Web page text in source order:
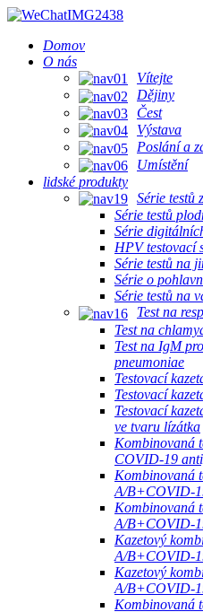
Domov
O nás
Vítejte
Dějiny
Čest
Výstava
Poslání a
Umístění
lidské produkty
Série testů
Série testů
Série
HPV testovací
Série testů na
Série o
Série testů na
Test na
Test na
Test na IgM
pneumoniae
Testovací
Testovací
Testovací
ve tvaru lízátka
Kombinovaná
COVID-19
Kombinovaná
A/B+COVID-
Kombinovaná
A/B+COVID-
Kazetový
A/B+COVID-
Kazetový
A/B+COVID-
Kombinovaná